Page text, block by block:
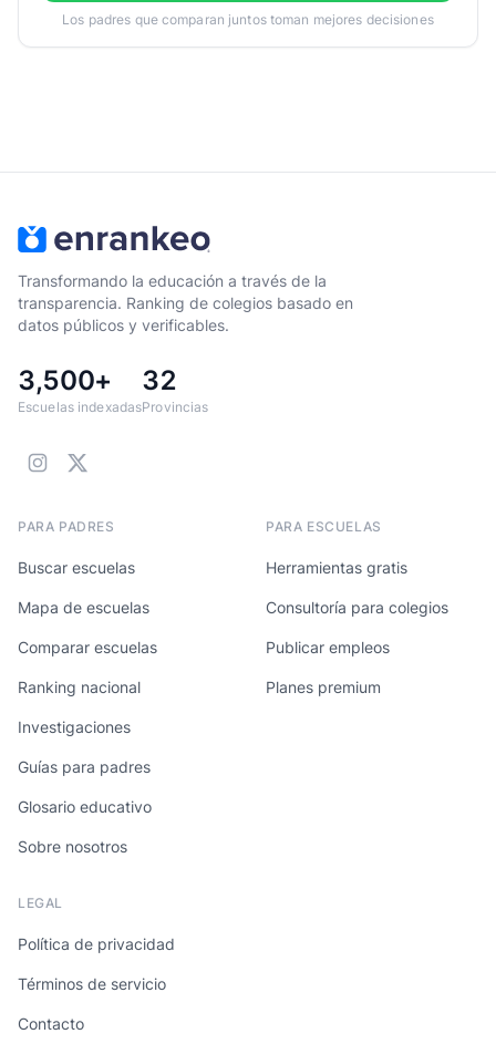
Los padres que comparan juntos toman mejores decisiones
Transformando la educación a través de la
transparencia. Ranking de colegios basado en
datos públicos y verificables.
3,500+
Escuelas indexadas
32
Provincias
PARA PADRES
Buscar escuelas
Mapa de escuelas
Comparar escuelas
Ranking nacional
Investigaciones
Guías para padres
Glosario educativo
Sobre nosotros
PARA ESCUELAS
Herramientas gratis
Consultoría para colegios
Publicar empleos
Planes premium
LEGAL
Política de privacidad
Términos de servicio
Contacto